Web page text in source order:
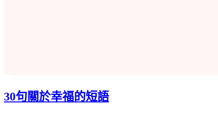
30句關於幸福的短語